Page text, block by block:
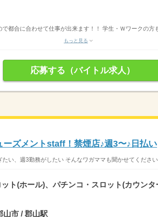
都合に合わせて仕事が出来ます！！ 学生・Ｗワークの方
もっと見る
応募する（バイトル求人）
ーズメントstaff！禁煙店♪週3〜♪日払い
たい、週3勤務がしたい そんなワガママも聞かせてくださ
ト(ホール)、パチンコ・スロット(カウン
山市 / 郡山駅